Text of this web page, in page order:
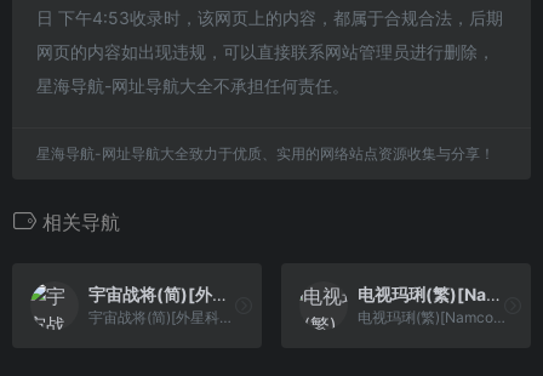
日 下午4:53收录时，该网页上的内容，都属于合规合法，后期
网页的内容如出现违规，可以直接联系网站管理员进行删除，
星海导航-网址导航大全不承担任何责任。
星海导航-网址导航大全致力于优质、实用的网络站点资源收集与分享！
相关导航
宇宙战将(简)[外星科技](JP)[RPG](4Mb)
宇宙战将(简)[外星科技](JP)[RPG](4Mb)
电视玛琍(繁)[Namco](CN)[TAB](0.5Mb)
电视玛琍(繁)[Namco](CN)[TAB](0.5Mb)